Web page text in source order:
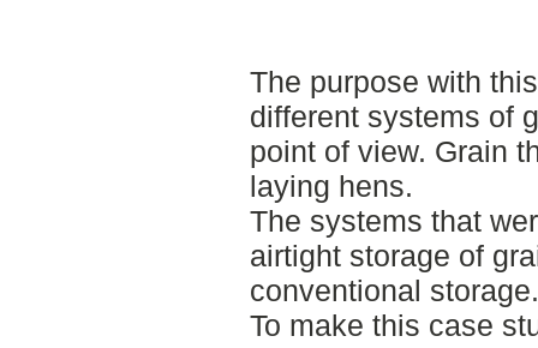
The purpose with
different systems of
point of view. Grain
laying hens.
The systems that
airtight storage of
conventional storage.
To make this case